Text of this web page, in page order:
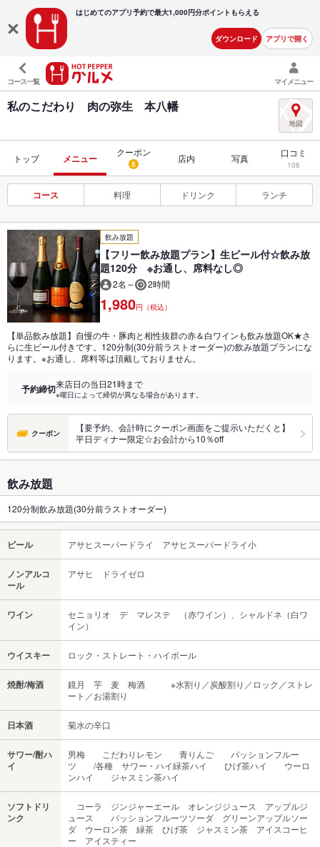
はじめてのアプリ予約で最大1,000円分ポイントもらえる
ダウンロード アプリで開く
コース一覧 マイメニュー
私のこだわり 肉の弥生 本八幡
トップ メニュー
クーポン
5 店内 写真 口コミ
106
コース 料理 ドリンク ランチ
飲み放題
【フリー飲み放題プラン】生ビール付☆飲み放
題120分 ※お通し、席料なし◎
2名～ 2時間
1,980円（税込）
【単品飲み放題】自慢の牛・豚肉と相性抜群の赤＆白ワインも飲み放題OK★さ
らに生ビール付きです。120分制(30分前ラストオーダー)の飲み放題プランにな
ります。※お通し、席料等は頂戴しておりません。
予約締切来店日の当日21時まで
※曜日によって締切が異なる場合があります。
クーポン
【要予約、会計時にクーポン画面をご提示いただくと】
平日ディナー限定☆お会計から10％off
飲み放題
120分制飲み放題(30分前ラストオーダー)
ビール アサヒスーパードライ アサヒスーパードライ小
ノンアルコ
ール
アサヒ ドライゼロ
ワイン
セニョリオ デ マレステ （赤ワイン）、シャルドネ（白ワ
イン）
ウイスキー ロック・ストレート・ハイボール
焼酎/梅酒
鏡月 芋 麦 梅酒 ※水割り／炭酸割り／ロック／ストレ
ート／お湯割り
日本酒 菊水の辛口
サワー/酎ハ
イ
男梅 こだわりレモン 青りんご パッションフルー
ツ /各種 サワー・ハイ緑茶ハイ ひげ茶ハイ ウーロ
ンハイ ジャスミン茶ハイ
ソフトドリ
ンク
コーラ ジンジャーエール オレンジジュース アップルジ
ュース パッションフルーツソーダ グリーンアップルソー
ダ ウーロン茶 緑茶 ひげ茶 ジャスミン茶 アイスコーヒ
ー アイスティー